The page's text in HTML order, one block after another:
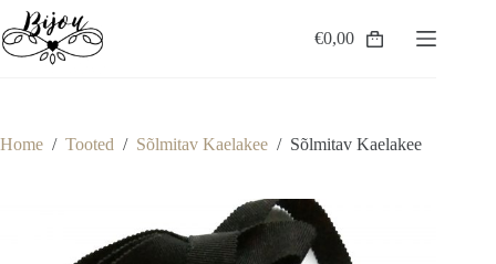
Skip
to
content
Shopping
€0,00
Home / Tooted / Sõlmitav Kaelakee / Sõlmitav Kaelakee